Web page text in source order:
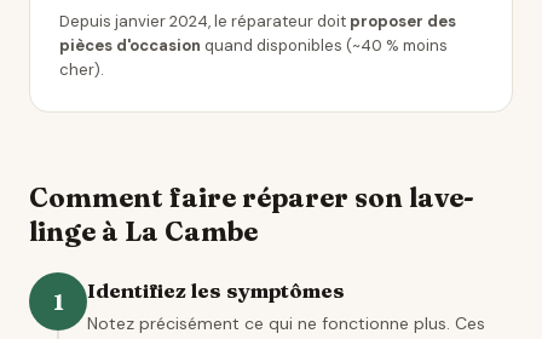
Depuis janvier 2024, le réparateur doit proposer des
pièces d'occasion quand disponibles (~40 % moins
cher).
Comment faire réparer son lave-
linge à La Cambe
1 Identifiez les symptômes
Notez précisément ce qui ne fonctionne plus. Ces